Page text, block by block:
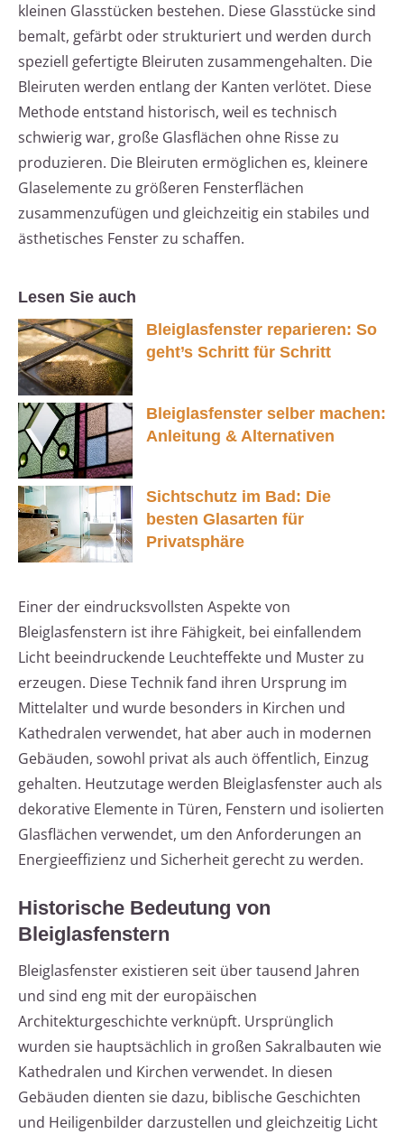
kleinen Glasstücken bestehen. Diese Glasstücke sind
bemalt, gefärbt oder strukturiert und werden durch
speziell gefertigte Bleiruten zusammengehalten. Die
Bleiruten werden entlang der Kanten verlötet. Diese
Methode entstand historisch, weil es technisch
schwierig war, große Glasflächen ohne Risse zu
produzieren. Die Bleiruten ermöglichen es, kleinere
Glaselemente zu größeren Fensterflächen
zusammenzufügen und gleichzeitig ein stabiles und
ästhetisches Fenster zu schaffen.
Lesen Sie auch
Bleiglasfenster reparieren: So
geht’s Schritt für Schritt
Bleiglasfenster selber machen:
Anleitung & Alternativen
Sichtschutz im Bad: Die
besten Glasarten für
Privatsphäre
Einer der eindrucksvollsten Aspekte von
Bleiglasfenstern ist ihre Fähigkeit, bei einfallendem
Licht beeindruckende Leuchteffekte und Muster zu
erzeugen. Diese Technik fand ihren Ursprung im
Mittelalter und wurde besonders in Kirchen und
Kathedralen verwendet, hat aber auch in modernen
Gebäuden, sowohl privat als auch öffentlich, Einzug
gehalten. Heutzutage werden Bleiglasfenster auch als
dekorative Elemente in Türen, Fenstern und isolierten
Glasflächen verwendet, um den Anforderungen an
Energieeffizienz und Sicherheit gerecht zu werden.
Historische Bedeutung von
Bleiglasfenstern
Bleiglasfenster existieren seit über tausend Jahren
und sind eng mit der europäischen
Architekturgeschichte verknüpft. Ursprünglich
wurden sie hauptsächlich in großen Sakralbauten wie
Kathedralen und Kirchen verwendet. In diesen
Gebäuden dienten sie dazu, biblische Geschichten
und Heiligenbilder darzustellen und gleichzeitig Licht